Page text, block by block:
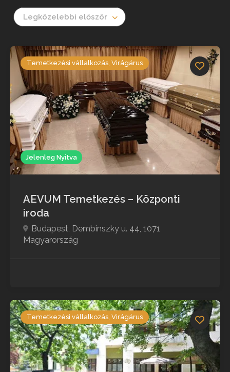
Legközelebbi először
Jelenleg Nyitva
Temetkezési vállalkozás, Virágárus
AEVUM Temetkezés – Központi
iroda
Budapest, Dembinszky u. 44, 1071
Magyarország
Temetkezési vállalkozás, Virágárus